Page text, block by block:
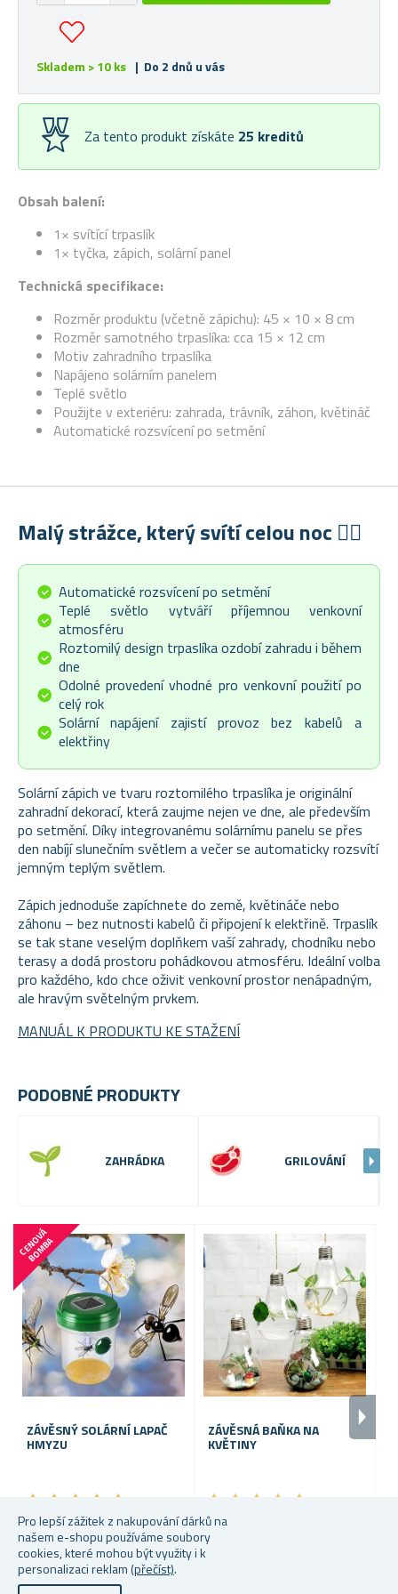
Pro lepší zážitek z nakupování dárků na
našem e-shopu používáme soubory
cookies, které mohou být využity i k
personalizaci reklam (přečíst).
Obsah balení:
1× svítící trpaslík
1× tyčka, zápich, solární panel
Technická specifikace:
Rozměr produktu (včetně zápichu): 45 × 10 × 8 cm
Rozměr samotného trpaslíka: cca 15 × 12 cm
Motiv zahradního trpaslíka
Napájeno solárním panelem
Teplé světlo
Použijte v exteriéru: zahrada, trávník, záhon, květináč
Automatické rozsvícení po setmění
Skladem > 10 ks | Do 2 dnů u vás
Za tento produkt získáte 25 kreditů
Malý strážce, který svítí celou noc 🧙‍♂️
Automatické rozsvícení po setmění
Teplé světlo vytváří příjemnou venkovní
atmosféru
Roztomilý design trpaslíka ozdobí zahradu i během
dne
Odolné provedení vhodné pro venkovní použití po
celý rok
Solární napájení zajistí provoz bez kabelů a
elektřiny
Solární zápich ve tvaru roztomilého trpaslíka je originální
zahradní dekorací, která zaujme nejen ve dne, ale především
po setmění. Díky integrovanému solárnímu panelu se přes
den nabíjí slunečním světlem a večer se automaticky rozsvítí
jemným teplým světlem.
Zápich jednoduše zapíchnete do země, květináče nebo
záhonu – bez nutnosti kabelů či připojení k elektřině. Trpaslík
se tak stane veselým doplňkem vaší zahrady, chodníku nebo
terasy a dodá prostoru pohádkovou atmosféru. Ideální volba
pro každého, kdo chce oživit venkovní prostor nenápadným,
ale hravým světelným prvkem.
MANUÁL K PRODUKTU KE STAŽENÍ
PODOBNÉ PRODUKTY
ZAHRÁDKA GRILOVÁNÍ
C
E
N
O
V
Á
B
O
M
B
A
ZÁVĚSNÝ SOLÁRNÍ LAPAČ
HMYZU
★ ★ ★ ★ ★
★ ★ ★ ★ ★
109 Kč
Skladem
ZÁVĚSNÁ BAŇKA NA
KVĚTINY
★ ★ ★ ★ ★
★ ★ ★ ★ ★
Od 79 Kč
Skladem